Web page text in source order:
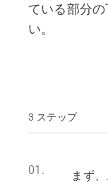
ている部分
い。
3 ステップ
01.
まず